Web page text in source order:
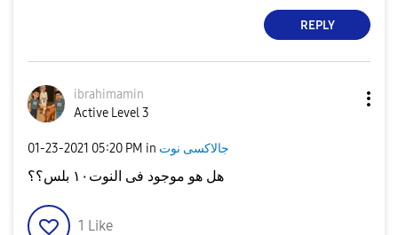
REPLY
ibrahimamin
Active Level 3
‎01-23-2021 05:20 PM in جالاكسى نوت
هل هو موجود فى النوت١٠ بلس؟؟
1 Like